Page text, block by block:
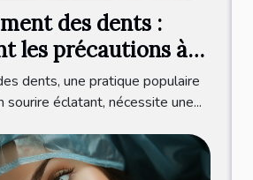
des dents :
les précautions à
dents, une pratique populaire
sourire éclatant, nécessite une...